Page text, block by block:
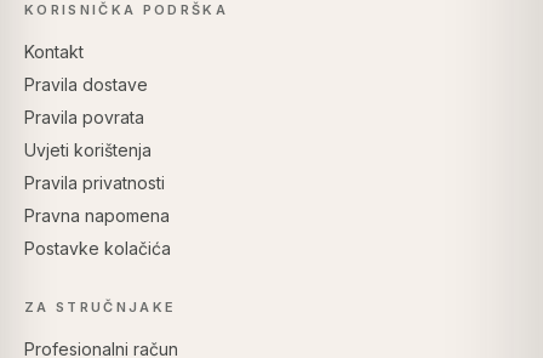
KORISNIČKA PODRŠKA
Kontakt
Pravila dostave
Pravila povrata
Uvjeti korištenja
Pravila privatnosti
Pravna napomena
Postavke kolačića
ZA STRUČNJAKE
Profesionalni račun